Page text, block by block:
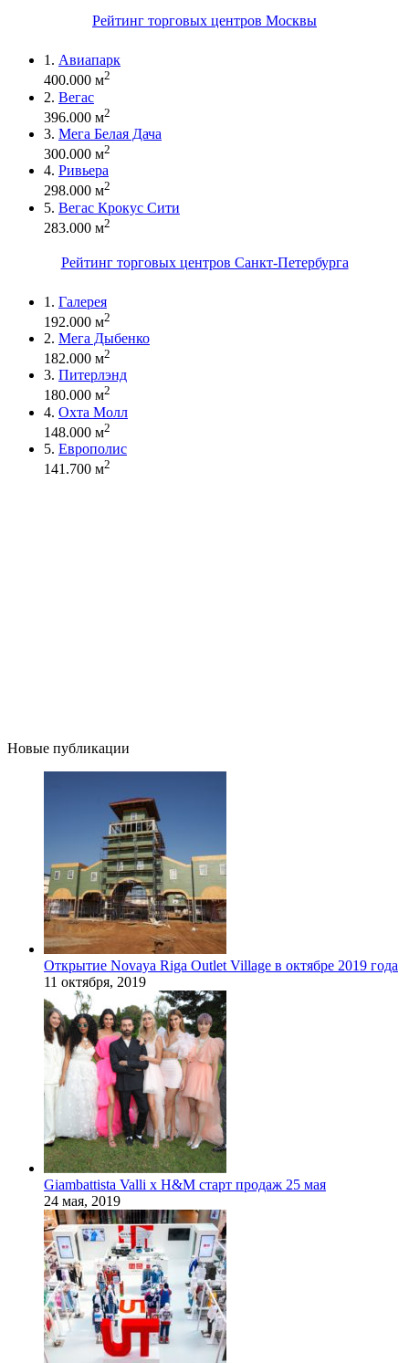
Рейтинг торговых центров Москвы
1. Авиапарк
400.000 м2
2. Вегас
396.000 м2
3. Мега Белая Дача
300.000 м2
4. Ривьера
298.000 м2
5. Вегас Крокус Сити
283.000 м2
Рейтинг торговых центров Санкт-Петербурга
1. Галерея
192.000 м2
2. Мега Дыбенко
182.000 м2
3. Питерлэнд
180.000 м2
4. Охта Молл
148.000 м2
5. Европолис
141.700 м2
Новые публикации
Открытие Novaya Riga Outlet Village в октябре 2019 года
11 октября, 2019
Giambattista Valli x H&M старт продаж 25 мая
24 мая, 2019